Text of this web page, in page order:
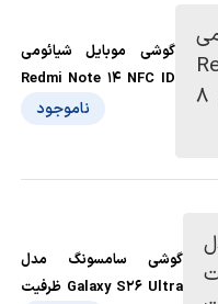
گوشی موبایل شیائومی
Redmi Note 14 NFC ID
ظرفیت 256 گیگابایت و رم
ناموجود
گوشی سامسونگ مدل
Galaxy S26 Ultra ظرفیت